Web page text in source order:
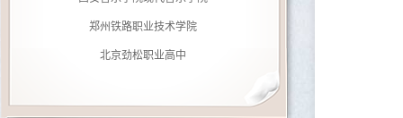
郑州铁路职业技术学院
北京劲松职业高中
南京师范大学音乐学院